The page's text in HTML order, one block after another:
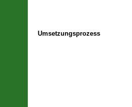
Umsetzungsprozess